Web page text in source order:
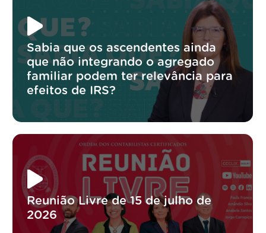
Sabia que os ascendentes ainda
que não integrando o agregado
familiar podem ter relevância para
efeitos de IRS?
Reunião Livre de 15 de julho de
2026